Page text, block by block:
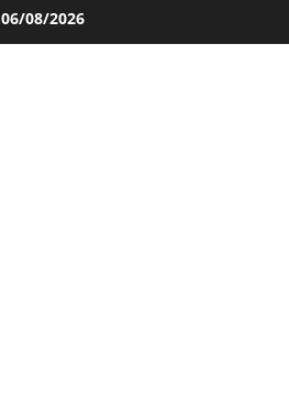
06/08/2026